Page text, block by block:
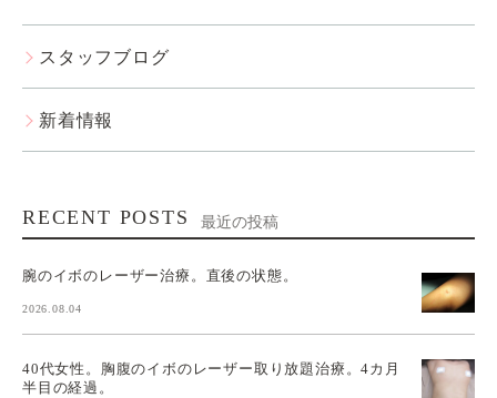
スタッフブログ
新着情報
RECENT POSTS 最近の投稿
腕のイボのレーザー治療。直後の状態。
2026.08.04
40代女性。胸腹のイボのレーザー取り放題治療。4カ月
半目の経過。